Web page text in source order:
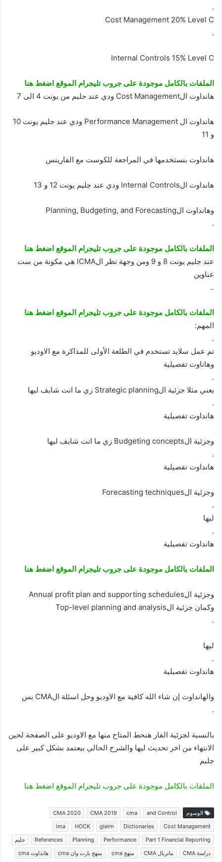
.
Cost Management 20% Level C
.
Internal Controls 15% Level C
الملفات بالكامل موجودة على جروب تليجرام الموقع اضغط هنا
هانداوت الCost Management ودي عند جليم من يونت 4 الى 7
هانداوت ال Performance Management ودي عند جليم يونت 10
و 11
هانداوت بنستخدمها في المراجعة للكوست مع الفارينس
هانداوت الInternal Controls ودي عند جليم يونت 12 و 13
وهانداوت الPlanning, Budgeting, and Forecasting
.
الملفات بالكامل موجودة على جروب تليجرام الموقع اضغط هنا
عند جليم يونت 8 و 9 ومن وجهة نظر الICMA هي مكونة من ست
عناوين
..
الملفات بالكامل موجودة على جروب تليجرام الموقع اضغط هنا
المهم:
.
تم عمل سلايد تستخدم في الطلعة الأولى للمذاكرة مع الاوديو
وهاناوت تفصيلية
.
يعني مثلا جزئية الStrategic planning زي ما انت شايف ليها
.
هانداوت تفصيلية
وجزئية الBudgeting concepts زي ما انت شايف ليها
.
هانداوت تفصيلية
وجزئية الForecasting techniques
.
ليها
.
هانداوت تفصيلية
الملفات بالكامل موجودة على جروب تليجرام الموقع اضغط هنا
وجزئية الAnnual profit plan and supporting schedules
وكمان جزئية الTop-level planning and analysis
.
ليها
.
هانداوت تفصيلية
والهانداوت إن شاء الله كافية مع الاوديو وحل اسئلة الCMA بس
.
بالنسبة لجزئية الفار هنحط المتاح منها مع الاوديو على الصفحة لحين
الانتهاء من اخر تحديث ليها والشرح الحالي بيعتمد بشكل كبير على
جليم
الملفات بالكامل موجودة على جروب تليجرام الموقع اضغط هنا
الوسوم and Control
cma
CMA 2019
CMA 2020
Cost Management
Dictionaries
gleim
HOCK
ima
Part 1 Financial Reporting
Performance
Planning
References
جليم
دراسة CMA
ماتريال CMA منهج cma منهج بارت وان cma هانداوت cma